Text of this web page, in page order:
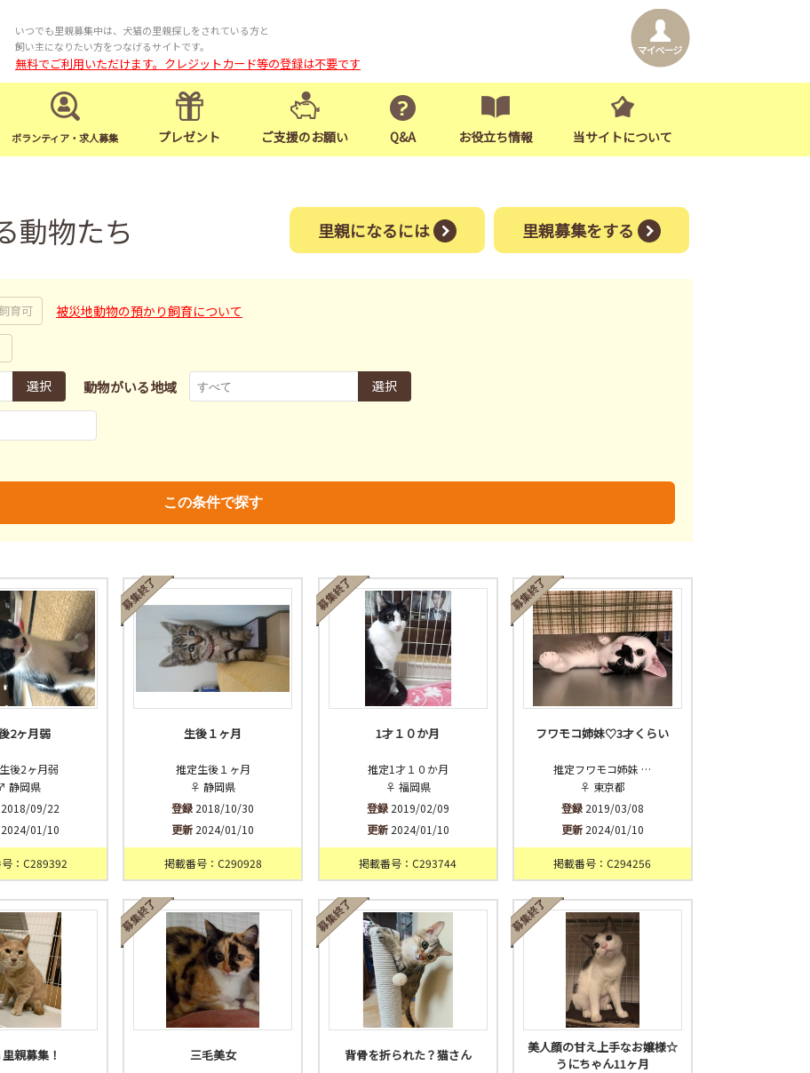
いつでも里親募集中は、犬猫の里親探しをされている方と
飼い主になりたい方をつなげるサイトです。
無料でご利用いただけます。クレジットカード等の登録は不要です
ボランティア・求人募集 プレゼント ご支援のお願い Q&A お役立ち情報 当サイトについて
動物たち 里親募集をする
里親になるには
育可 被災地動物の預かり飼育について
選択 動物がいる地域 選択
この条件で探す
2ヶ月弱
後2ヶ月弱
静岡県
2018/09/22
2024/01/10
：C289392
生後１ヶ月
推定生後１ヶ月
♀ 静岡県
登録 2018/10/30
更新 2024/01/10
掲載番号：C290928
1才１０か月
推定1才１０か月
♀ 福岡県
登録2019/02/09
更新2024/01/10
掲載番号：C293744
フワモコ姉妹♡3才くらい
推定フワモコ姉妹 …
♀ 東京都
登録2019/03/08
更新2024/01/10
掲載番号：C294256
親募集！ 三毛美女 背骨を折られた？猫さん
美人顔の甘え上手なお嬢様☆
うにちゃん11ヶ月